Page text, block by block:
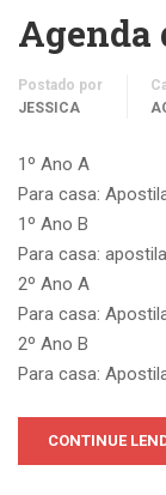
Agenda
Postado por
JESSICA
1º Ano A
Para casa:
1º Ano B
Para casa:
2º Ano A
Para casa:
2º Ano B
Para casa:
CONTINUE